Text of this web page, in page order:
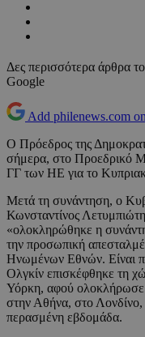
Δες περισσότερα άρθρα
Google
Add philenews.com
Ο Πρόεδρος της
σήμερα, στο Προεδρικό
ΓΓ των ΗΕ για το
Μετά τη συνάντηση, ο
Κωνσταντίνος
«ολοκληρώθηκε η
την προσωπική
Ηνωμένων Εθνών. Είναι
Ολγκίν επισκέφθηκε τη
Υόρκη, αφού ολοκλήρωσε
στην Αθήνα, στο Λονδίνο,
περασμένη εβδομάδα.